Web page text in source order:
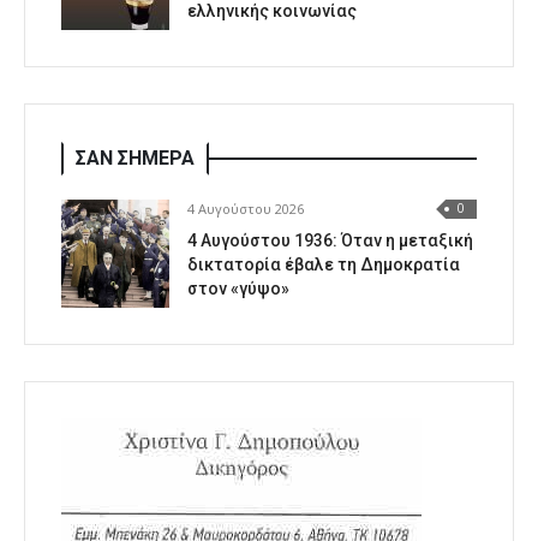
ελληνικής κοινωνίας
ΣΑΝ ΣΗΜΕΡΑ
4 Αυγούστου 2026 0
4 Αυγούστου 1936: Όταν η μεταξική
δικτατορία έβαλε τη Δημοκρατία
στον «γύψο»